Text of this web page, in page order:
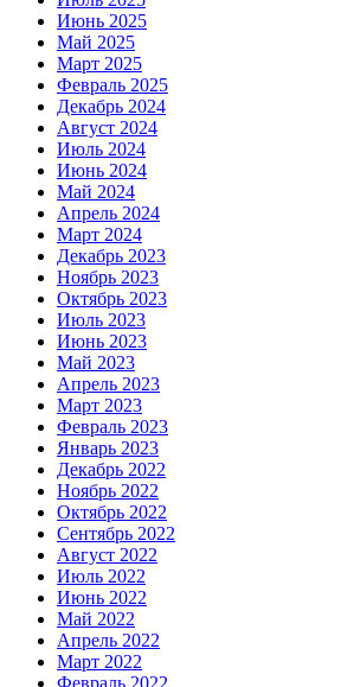
Июнь 2025
Май 2025
Март 2025
Февраль 2025
Декабрь 2024
Август 2024
Июль 2024
Июнь 2024
Май 2024
Апрель 2024
Март 2024
Декабрь 2023
Ноябрь 2023
Октябрь 2023
Июль 2023
Июнь 2023
Май 2023
Апрель 2023
Март 2023
Февраль 2023
Январь 2023
Декабрь 2022
Ноябрь 2022
Октябрь 2022
Сентябрь 2022
Август 2022
Июль 2022
Июнь 2022
Май 2022
Апрель 2022
Март 2022
Февраль 2022